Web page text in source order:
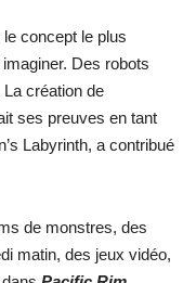
le concept le plus
Des robots
création de
ses preuves en tant
Labyrinth, a contribué
de monstres, des
matin, des jeux vidéo,